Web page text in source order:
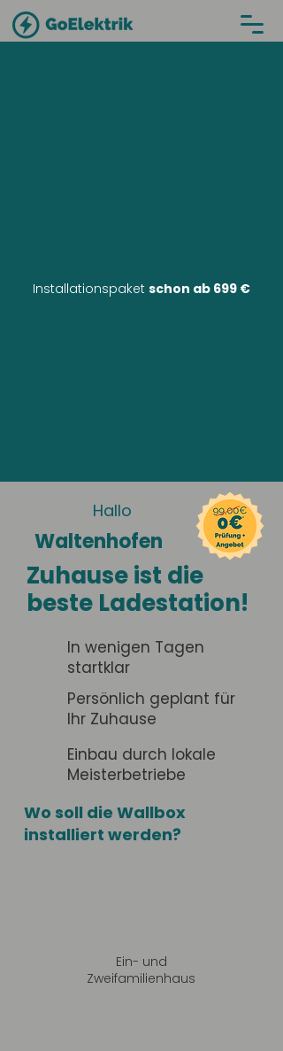
Installationspaket schon ab 699 €
Hallo
Waltenhofen
Zuhause ist die
beste Ladestation!
In wenigen Tagen
startklar
Persönlich geplant für
Ihr Zuhause
Einbau durch lokale
Meisterbetriebe
Wo soll die Wallbox
installiert werden?
Ein- und
Zweifamilienhaus